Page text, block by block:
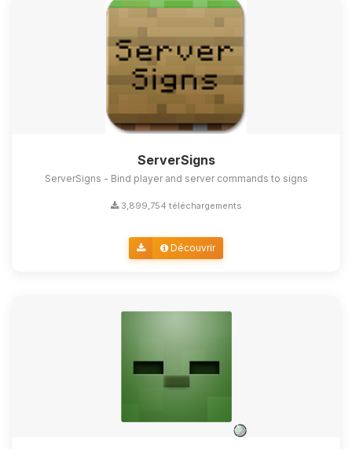
ServerSigns
ServerSigns - Bind player and server commands to signs
3,899,754 téléchargements
Découvrir